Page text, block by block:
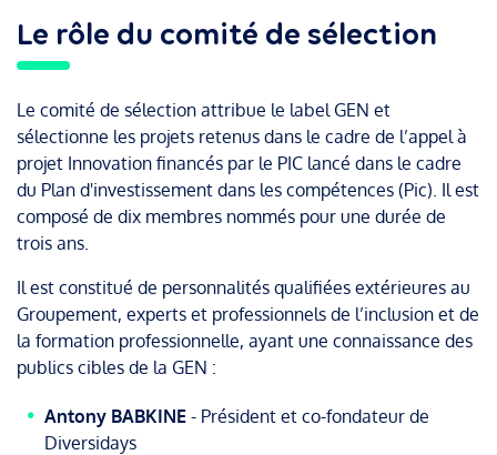
Le rôle du comité de sélection
Le comité de sélection attribue le label GEN et
sélectionne les projets retenus dans le cadre de l’appel à
projet Innovation financés par le PIC lancé dans le cadre
du Plan d'investissement dans les compétences (Pic). Il est
composé de dix membres nommés pour une durée de
trois ans.
Il est constitué de personnalités qualifiées extérieures au
Groupement, experts et professionnels de l’inclusion et de
la formation professionnelle, ayant une connaissance des
publics cibles de la GEN :
Antony BABKINE - Président et co-fondateur de
Diversidays